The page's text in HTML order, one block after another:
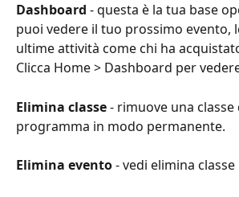
Dashboard - questa è la tua base
puoi vedere il tuo prossimo evento,
ultime attività come chi ha
Clicca Home > Dashboard per
Elimina classe - rimuove una classe
programma in modo permanente.
Elimina evento - vedi elimina classe